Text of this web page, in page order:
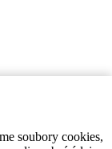
soubory cookies,